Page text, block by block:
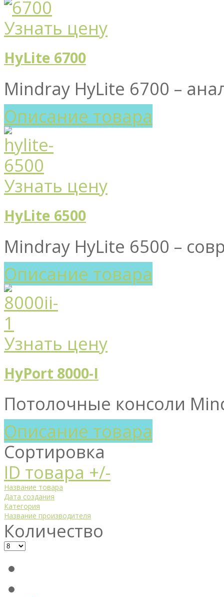
Узнать цену
HyLite 6700
Mindray HyLite 6700 –
Описание товара
Узнать цену
HyLite 6500
Mindray HyLite 6500 –
Описание товара
Узнать цену
HyPort 8000-I
Потолочные консоли
Описание товара
Сортировка
ID товара +/-
Название товара
Дата создания
Категория
Название производителя
Количество